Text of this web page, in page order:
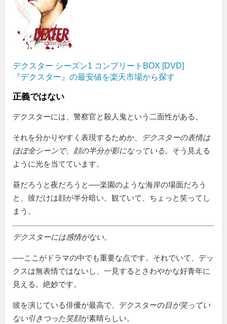
デクスター シーズン1 コンプリートBOX [DVD]
『デクスター』の最安値を楽天市場から探す
正義ではない
デクスターには、警察官と殺人鬼という二面性がある。
それを分かりやすく表現するためか、
デクスターの表情は
ほぼ全シーンで、顔の半分が影になっている。そう見える
ように光を当てています。
昼だろうと夜だろうと──楽園のような海岸の場面だろう
と、彼だけは顔が半分暗い。観ていて、ちょっと笑ってし
まう。
デクスターには感情がない。
──ここがドラマの中でも重要な点です。それでいて、デッ
クスは無表情ではないし、一見するとさわやかな好青年に
見える。絶妙です。
彼を演じている俳優が最高で、デクスターの目が笑ってい
ない引きつった笑顔が素晴らしい。